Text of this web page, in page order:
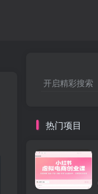
开启精彩搜索
热门项目